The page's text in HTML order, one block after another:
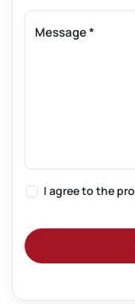
Message*
I agree to the